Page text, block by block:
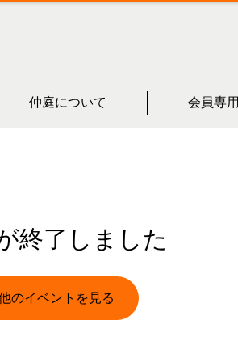
仲庭について 会員専用
終了しました
のイベントを見る